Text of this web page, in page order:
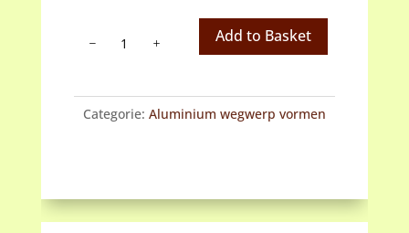
wegwerpvorm
klein
aantal
Add to Basket
Categorie: Aluminium wegwerp vormen